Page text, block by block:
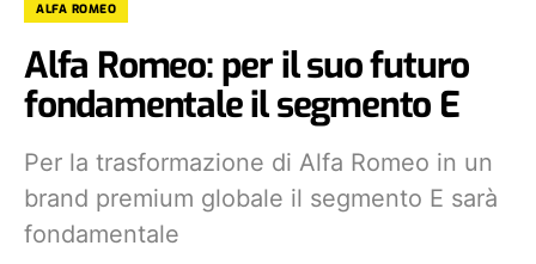
ALFA ROMEO
Alfa Romeo: per il suo futuro
fondamentale il segmento E
Per la trasformazione di Alfa Romeo in un
brand premium globale il segmento E sarà
fondamentale